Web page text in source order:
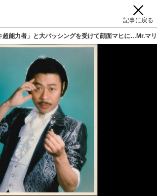
記事に戻る
超能力者」と大バッシングを受けて顔面マヒに…Mr.マ